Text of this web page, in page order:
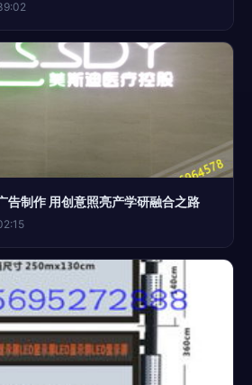
告制作 用创意照亮产学研融合之路